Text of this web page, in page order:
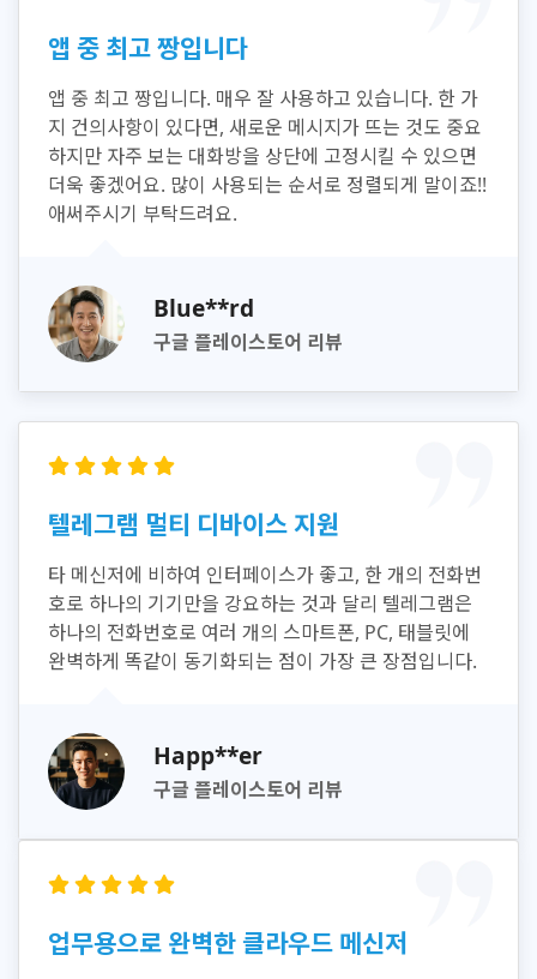
앱 중 최고 짱입니다
앱 중 최고 짱입니다. 매우 잘 사용하고 있습니다. 한 가
지 건의사항이 있다면, 새로운 메시지가 뜨는 것도 중요
하지만 자주 보는 대화방을 상단에 고정시킬 수 있으면
더욱 좋겠어요. 많이 사용되는 순서로 정렬되게 말이죠!!
애써주시기 부탁드려요.
Blue**rd
구글 플레이스토어 리뷰
텔레그램 멀티 디바이스 지원
타 메신저에 비하여 인터페이스가 좋고, 한 개의 전화번
호로 하나의 기기만을 강요하는 것과 달리 텔레그램은
하나의 전화번호로 여러 개의 스마트폰, PC, 태블릿에
완벽하게 똑같이 동기화되는 점이 가장 큰 장점입니다.
Happ**er
구글 플레이스토어 리뷰
업무용으로 완벽한 클라우드 메신저